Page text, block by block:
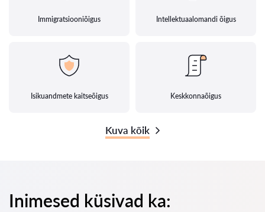
Immigratsiooniõigus Intellektuaalomandi õigus
Isikuandmete kaitseõigus Keskkonnaõigus
Kuva kõik
Inimesed küsivad ka: